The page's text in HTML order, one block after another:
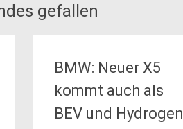
gefallen
BMW: Neuer X5
kommt auch als
BEV und Hydrogen